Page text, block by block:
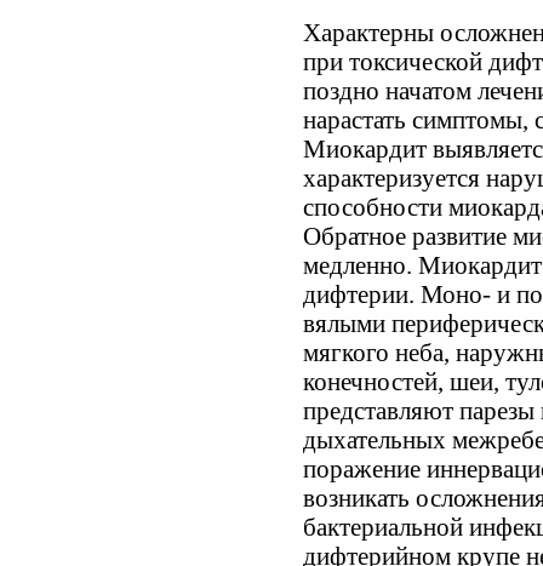
Характерны
при токсической
поздно начатом
нарастать симптомы,
Миокардит
характеризуется
способности
Обратное развитие
медленно.
дифтерии. Моно- и
вялыми
мягкого неба,
конечностей, шеи,
представляют
дыхательных
поражение
возникать
бактериальной
дифтерийном крупе